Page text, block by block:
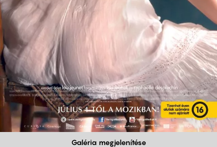
Galéria megjelenítése